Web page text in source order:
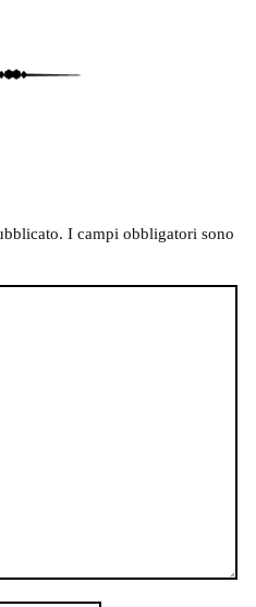
I campi obbligatori sono